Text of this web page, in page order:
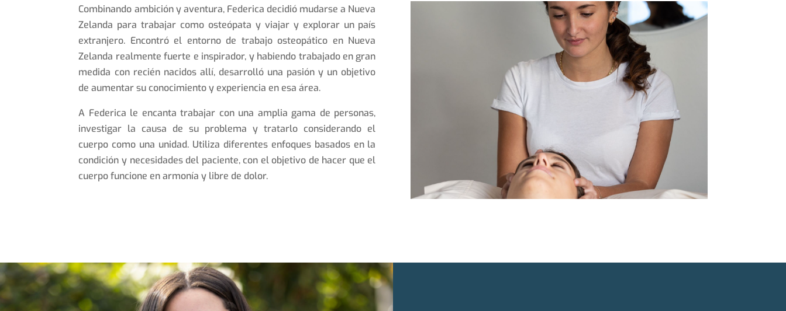
Combinando ambición y aventura, Federica decidió mudarse a Nueva
Zelanda para trabajar como osteópata y viajar y explorar un país
extranjero. Encontró el entorno de trabajo osteopático en Nueva
Zelanda realmente fuerte e inspirador, y habiendo trabajado en gran
medida con recién nacidos allí, desarrolló una pasión y un objetivo
de aumentar su conocimiento y experiencia en esa área.
A Federica le encanta trabajar con una amplia gama de personas,
investigar la causa de su problema y tratarlo considerando el
cuerpo como una unidad. Utiliza diferentes enfoques basados en la
condición y necesidades del paciente, con el objetivo de hacer que el
cuerpo funcione en armonía y libre de dolor.